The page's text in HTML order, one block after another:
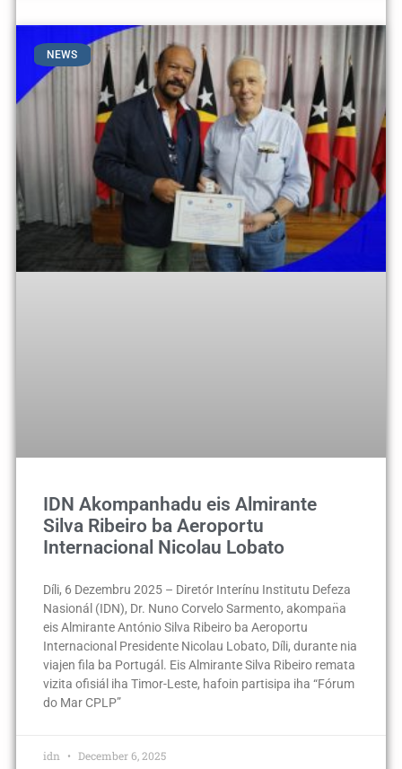
NEWS
IDN Akompanhadu eis Almirante
Silva Ribeiro ba Aeroportu
Internacional Nicolau Lobato
Díli, 6 Dezembru 2025 – Diretór Interínu Institutu Defeza
Nasionál (IDN), Dr. Nuno Corvelo Sarmento, akompan̈a
eis Almirante António Silva Ribeiro ba Aeroportu
Internacional Presidente Nicolau Lobato, Díli, durante nia
viajen fila ba Portugál. Eis Almirante Silva Ribeiro remata
vizita ofisiál iha Timor-Leste, hafoin partisipa iha “Fórum
do Mar CPLP”
idn December 6, 2025